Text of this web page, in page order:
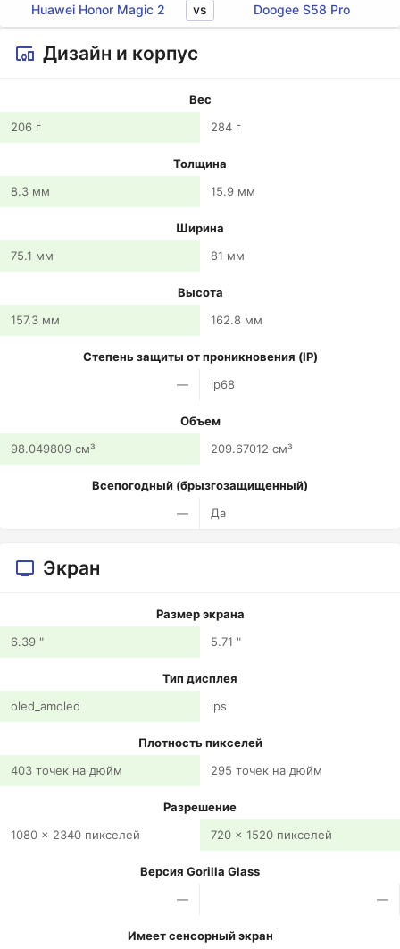
Huawei Honor Magic 2 vs Doogee S58 Pro
Дизайн и корпус
Вес
206 г
284 г
Толщина
8.3 мм
15.9 мм
Ширина
75.1 мм
81 мм
Высота
157.3 мм
162.8 мм
Степень защиты от проникновения (IP)
—
ip68
Объем
98.049809 см³
209.67012 см³
Всепогодный (брызгозащищенный)
—
Да
Экран
Размер экрана
6.39 "
5.71 "
Тип дисплея
oled_amoled
ips
Плотность пикселей
403 точек на дюйм
295 точек на дюйм
Разрешение
1080 x 2340 пикселей
720 x 1520 пикселей
Версия Gorilla Glass
—
—
Имеет сенсорный экран